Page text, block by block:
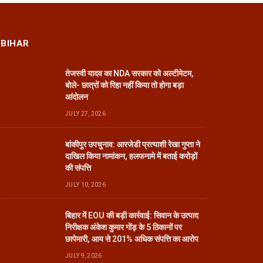
BIHAR
तेजस्वी यादव का NDA सरकार को अल्टीमेटम,
बोले- छात्रों को रिहा नहीं किया तो होगा बड़ा
आंदोलन
JULY 27, 2026
बांकीपुर उपचुनाव: आरजेडी प्रत्याशी रेखा गुप्ता ने
दाखिल किया नामांकन, हलफनामे में बताई करोड़ों
की संपत्ति
JULY 10, 2026
बिहार में EOU की बड़ी कार्रवाई: सिवान के उत्पाद
निरीक्षक अंकेश कुमार गोंड़ के 5 ठिकानों पर
छापेमारी, आय से 201% अधिक संपत्ति का आरोप
JULY 9, 2026